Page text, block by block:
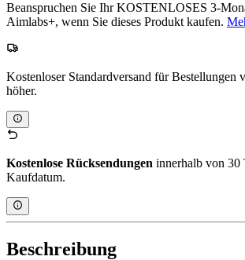
Beanspruchen Sie Ihr KOSTENLOSES 3-
Aimlabs+, wenn Sie dieses Produkt kaufen.
Kostenloser Standardversand für Bestellungen
höher.
Kostenlose Rücksendungen innerhalb von 30
Kaufdatum.
Beschreibung